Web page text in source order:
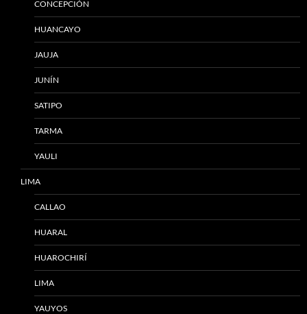
CONCEPCIÓN
HUANCAYO
JAUJA
JUNÍN
SATIPO
TARMA
YAULI
LIMA
CALLAO
HUARAL
HUAROCHIRÍ
LIMA
YAUYOS